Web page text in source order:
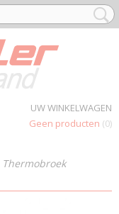
UW WINKELWAGEN
Geen producten (0)
Thermobroek